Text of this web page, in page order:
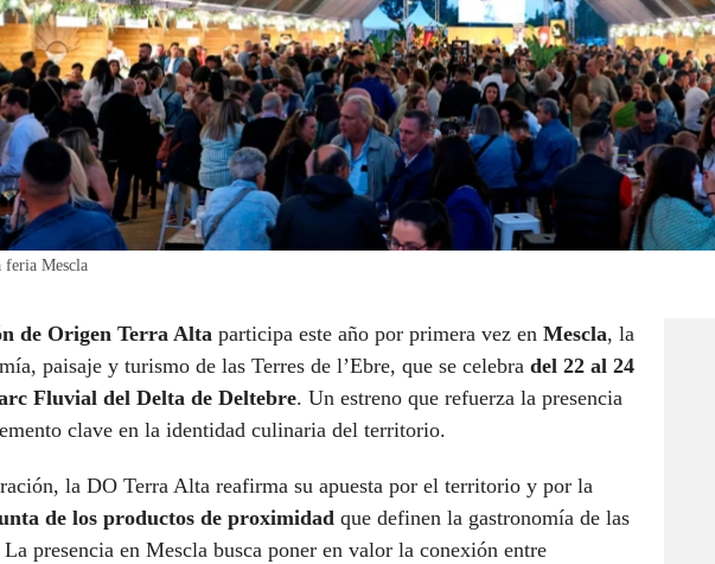
Mescla
de Origen Terra Alta participa este año por primera vez en Mescla, la
paisaje y turismo de las Terres de l’Ebre, que se celebra del 22 al 24
Fluvial del Delta de Deltebre. Un estreno que refuerza la presencia
clave en la identidad culinaria del territorio.
la DO Terra Alta reafirma su apuesta por el territorio y por la
de los productos de proximidad que definen la gastronomía de las
La presencia en Mescla busca poner en valor la conexión entre